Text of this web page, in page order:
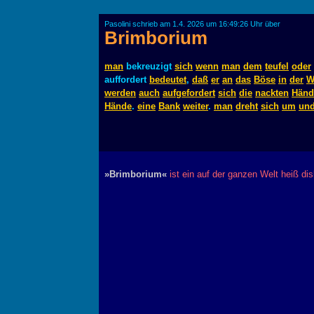
Pasolini schrieb am 1.4. 2026 um 16:49:26 Uhr über
Brimborium
man bekreuzigt sich wenn man dem teufel oder
auffordert bedeutet, daß er an das Böse in der
werden auch aufgefordert sich die nackten
Hände. eine Bank weiter. man dreht sich um
»Brimborium« ist ein auf der ganzen Welt heiß